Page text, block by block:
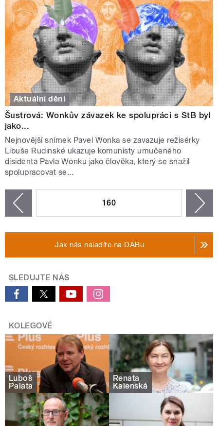
Aktuální dění
Šustrová: Wonkův závazek ke spolupráci s StB byl
jako...
Nejnovější snímek Pavel Wonka se zavazuje režisérky
Libuše Rudinské ukazuje komunisty umučeného
disidenta Pavla Wonku jako člověka, který se snažil
spolupracovat se...
160
Jak nás naladíte na DABu
SLEDUJTE NÁS
KOLEGOVÉ
Luboš
Palata
Renata
Kalenská